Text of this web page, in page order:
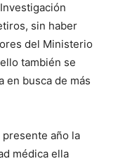
sin haber
del Ministerio
también se
en busca de más
año la
médica ella